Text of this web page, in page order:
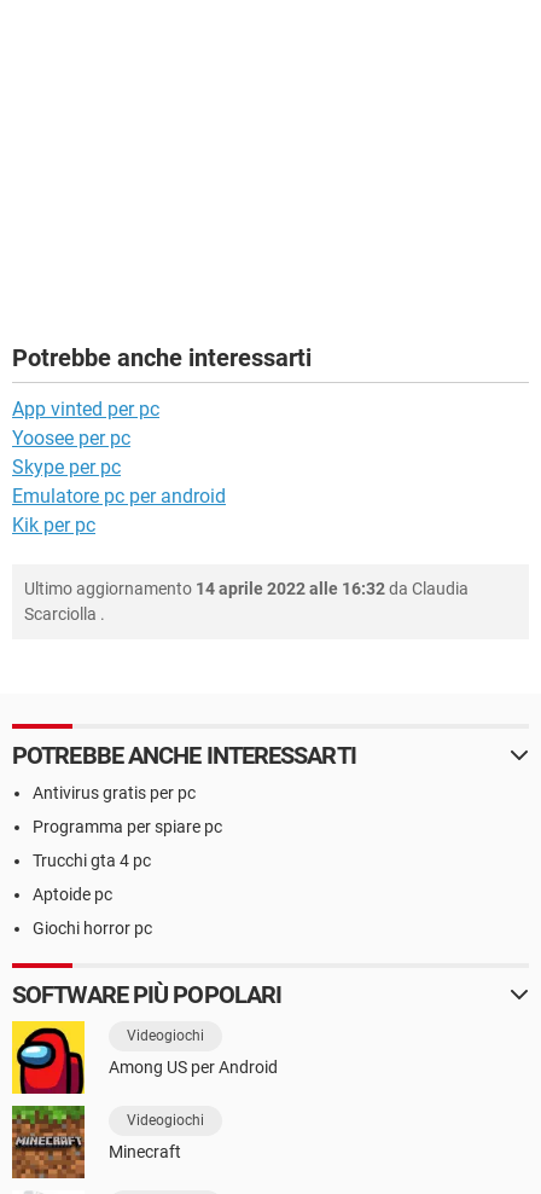
Potrebbe anche interessarti
App vinted per pc
Yoosee per pc
Skype per pc
Emulatore pc per android
Kik per pc
Ultimo aggiornamento 14 aprile 2022 alle 16:32da Claudia
Scarciolla .
POTREBBE ANCHE INTERESSARTI
Antivirus gratis per pc
Programma per spiare pc
Trucchi gta 4 pc
Aptoide pc
Giochi horror pc
SOFTWARE PIÙ POPOLARI
Videogiochi
Among US per Android
Videogiochi
Minecraft